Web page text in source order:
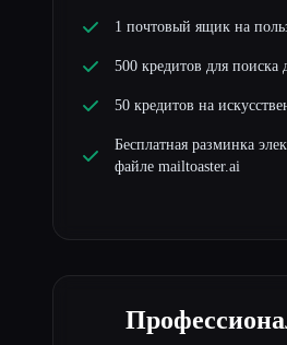
1 почтовый ящик на
500 кредитов для поиска
50 кредитов на
Бесплатная разминка
файле mailtoaster.ai